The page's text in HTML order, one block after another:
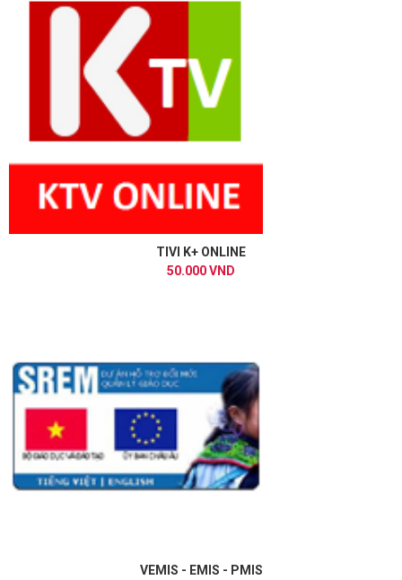
TIVI K+ ONLINE
50.000 VND
VEMIS - EMIS - PMIS